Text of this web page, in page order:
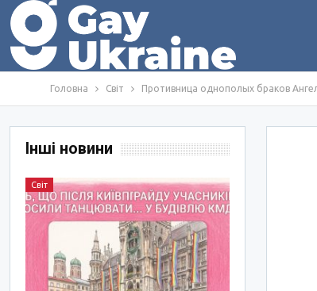
Головна Світ Противница однополых браков
Інші новини
Світ